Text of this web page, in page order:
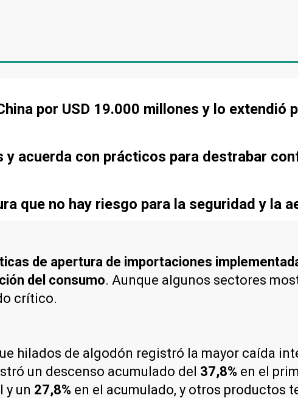
por USD 19.000 millones y lo extendió
acuerda con prácticos para destrabar
que no hay riesgo para la seguridad y la
de apertura de importaciones
del consumo. Aunque algunos sectores
crítico.
hilados de algodón registró la mayor caída
un descenso acumulado del 37,8% en el
y un 27,8% en el acumulado, y otros productos